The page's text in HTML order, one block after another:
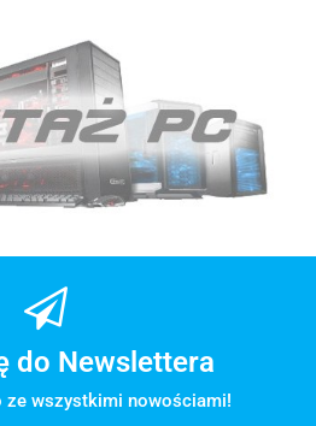
do Newslettera
ze wszystkimi nowościami!